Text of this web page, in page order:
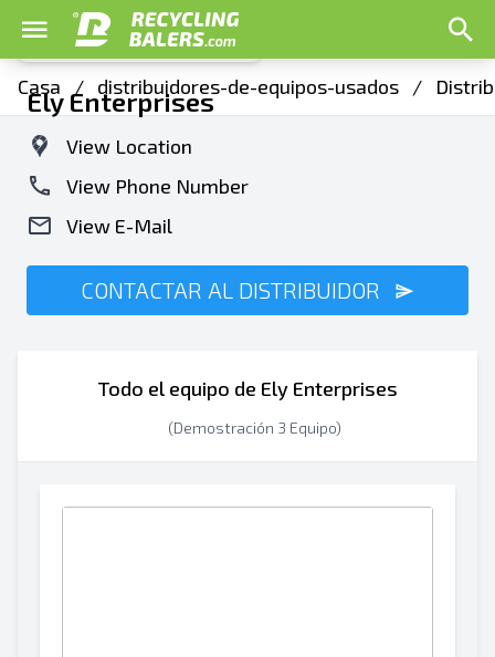
Casa / distribuidores-de-equipos-usados /
Ely Enterprises
View Location
View Phone Number
View E-Mail
CONTACTAR AL DISTRIBUIDOR
Todo el equipo de Ely Enterprises
(Demostración 3 Equipo)